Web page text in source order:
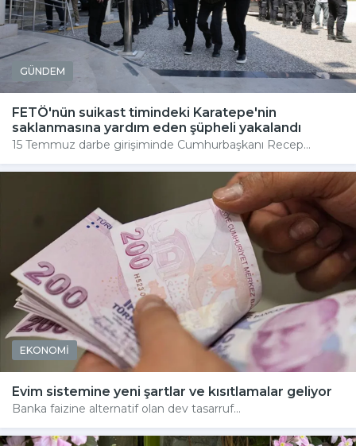
GÜNDEM
FETÖ'nün suikast timindeki Karatepe'nin
saklanmasına yardım eden şüpheli yakalandı
15 Temmuz darbe girişiminde Cumhurbaşkanı Recep...
EKONOMİ
Evim sistemine yeni şartlar ve kısıtlamalar geliyor
Banka faizine alternatif olan dev tasarruf...